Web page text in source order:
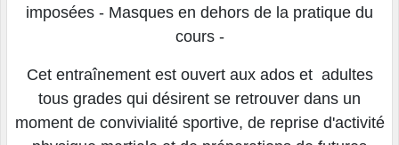
imposées - Masques en dehors de la pratique du
cours -
Cet entraînement est ouvert aux ados et adultes
tous grades qui désirent se retrouver dans un
moment de convivialité sportive, de reprise d'activité